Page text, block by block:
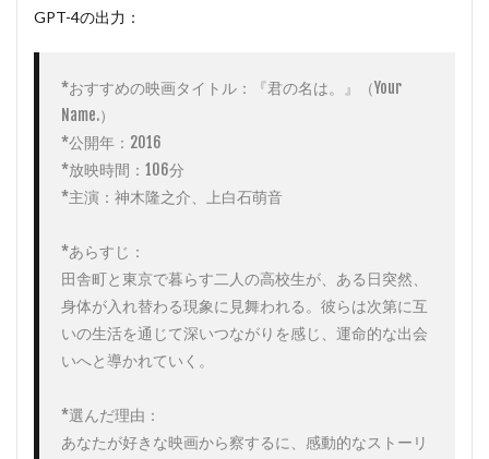
GPT-4の出力：
*おすすめの映画タイトル：『君の名は。』（Your
Name.）
*公開年：2016
*放映時間：106分
*主演：神木隆之介、上白石萌音
*あらすじ：
田舎町と東京で暮らす二人の高校生が、ある日突然、
身体が入れ替わる現象に見舞われる。彼らは次第に互
いの生活を通じて深いつながりを感じ、運命的な出会
いへと導かれていく。
*選んだ理由：
あなたが好きな映画から察するに、感動的なストーリ